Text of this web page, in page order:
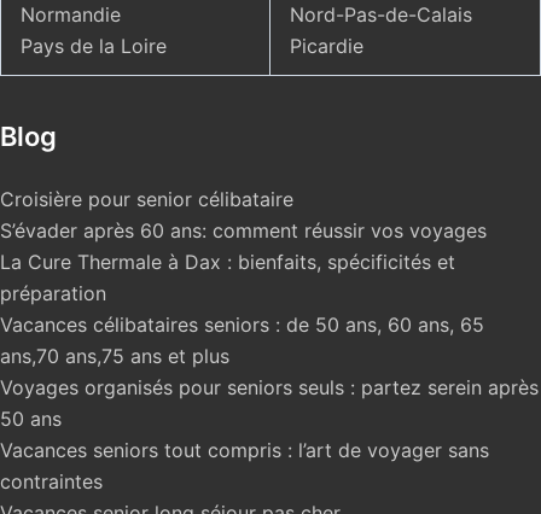
Normandie
Pays de la Loire
Nord-Pas-de-Calais
Picardie
Blog
Croisière pour senior célibataire
S’évader après 60 ans: comment réussir vos voyages
La Cure Thermale à Dax : bienfaits, spécificités et
préparation
Vacances célibataires seniors : de 50 ans, 60 ans, 65
ans,70 ans,75 ans et plus
Voyages organisés pour seniors seuls : partez serein après
50 ans
Vacances seniors tout compris : l’art de voyager sans
contraintes